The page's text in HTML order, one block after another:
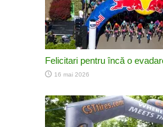
Felicitari pentru încă o
16 mai 2026